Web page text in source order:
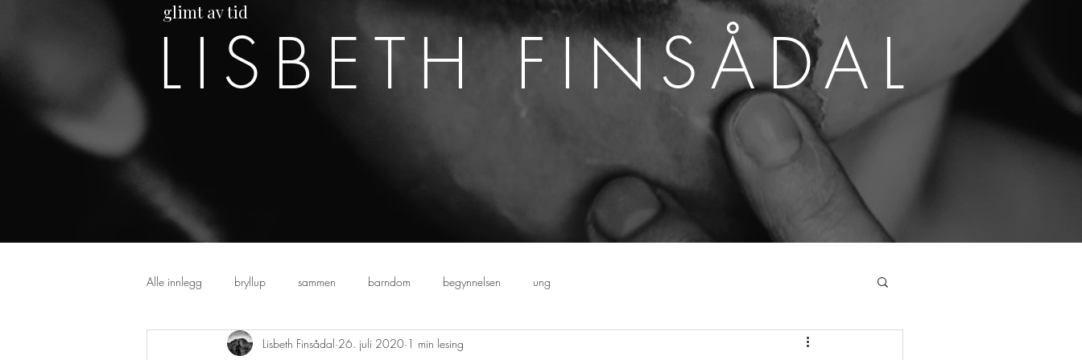
glimt av tid
LISBETH FINSÅDAL
Alle innlegg bryllup sammen barndom begynnelsen ung
Lisbeth Finsådal 26. juli 2020 1 min lesing